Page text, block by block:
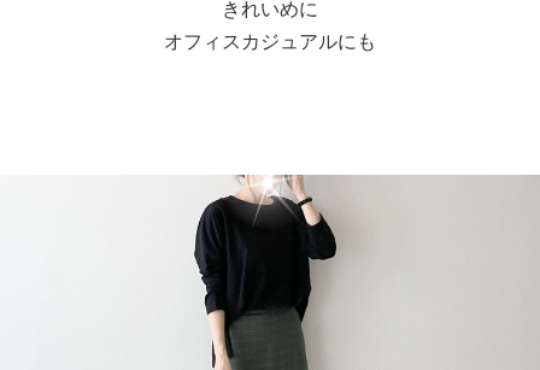
きれいめに
オフィスカジュアルにも